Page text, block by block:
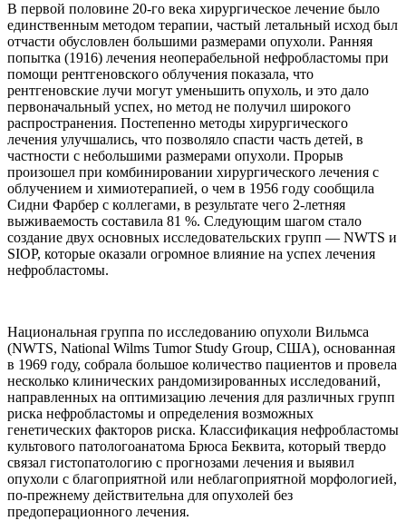
В первой половине 20-го века хирургическое лечение было
единственным методом терапии, частый летальный исход был
отчасти обусловлен большими размерами опухоли. Ранняя
попытка (1916) лечения неоперабельной нефробластомы при
помощи рентгеновского облучения показала, что
рентгеновские лучи могут уменьшить опухоль, и это дало
первоначальный успех, но метод не получил широкого
распространения. Постепенно методы хирургического
лечения улучшались, что позволяло спасти часть детей, в
частности с небольшими размерами опухоли. Прорыв
произошел при комбинировании хирургического лечения с
облучением и химиотерапией, о чем в 1956 году сообщила
Сидни Фарбер с коллегами, в результате чего 2-летняя
выживаемость составила 81 %. Следующим шагом стало
создание двух основных исследовательских групп — NWTS и
SIOP, которые оказали огромное влияние на успех лечения
нефробластомы.
Национальная группа по исследованию опухоли Вильмса
(NWTS, National Wilms Tumor Study Group, США), основанная
в 1969 году, собрала большое количество пациентов и провела
несколько клинических рандомизированных исследований,
направленных на оптимизацию лечения для различных групп
риска нефробластомы и определения возможных
генетических факторов риска. Классификация нефробластомы
культового патологоанатома Брюса Беквита, который твердо
связал гистопатологию с прогнозами лечения и выявил
опухоли с благоприятной или неблагоприятной морфологией,
по-прежнему действительна для опухолей без
предоперационного лечения.